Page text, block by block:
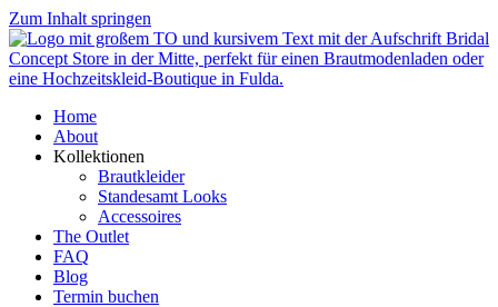
Zum Inhalt springen
Home
About
Kollektionen
Brautkleider
Standesamt Looks
Accessoires
The Outlet
FAQ
Blog
Termin buchen